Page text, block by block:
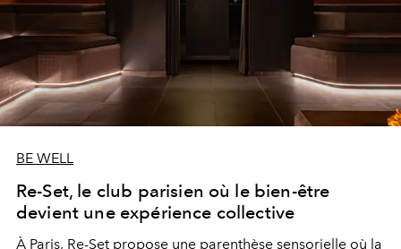
BE WELL
Re-Set, le club parisien où le bien-être
devient une expérience collective
À Paris, Re-Set propose une parenthèse sensorielle où la